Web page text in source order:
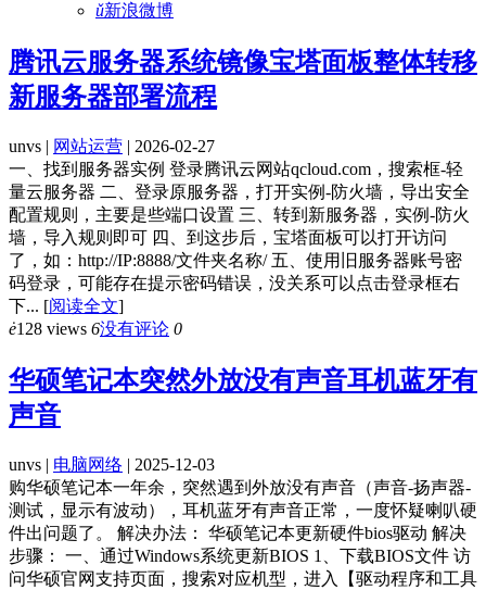
ǔ新浪微博
腾讯云服务器系统镜像宝塔面板整体转移
新服务器部署流程
unvs | 网站运营 | 2026-02-27
一、找到服务器实例 登录腾讯云网站qcloud.com，搜索框-轻
量云服务器 二、登录原服务器，打开实例-防火墙，导出安全
配置规则，主要是些端口设置 三、转到新服务器，实例-防火
墙，导入规则即可 四、到这步后，宝塔面板可以打开访问
了，如：http://IP:8888/文件夹名称/ 五、使用旧服务器账号密
码登录，可能存在提示密码错误，没关系可以点击登录框右
下... [阅读全文]
ė128 views 6没有评论 0
华硕笔记本突然外放没有声音耳机蓝牙有
声音
unvs | 电脑网络 | 2025-12-03
购华硕笔记本一年余，突然遇到外放没有声音（声音-扬声器-
测试，显示有波动），耳机蓝牙有声音正常，一度怀疑喇叭硬
件出问题了。 解决办法： 华硕笔记本更新硬件bios驱动 解决
步骤： 一、通过Windows系统更新BIOS 1、下载BIOS文件 访
问华硕官网支持页面，搜索对应机型，进入【驱动程序和工具